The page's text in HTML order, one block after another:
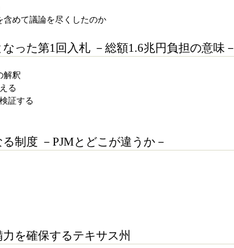
めて議論を尽くしたのか
った第1回入札 －総額1.6兆円負担の意味－
解釈
る
証する
制度 －PJMとどこが違うか－
を確保するテキサス州